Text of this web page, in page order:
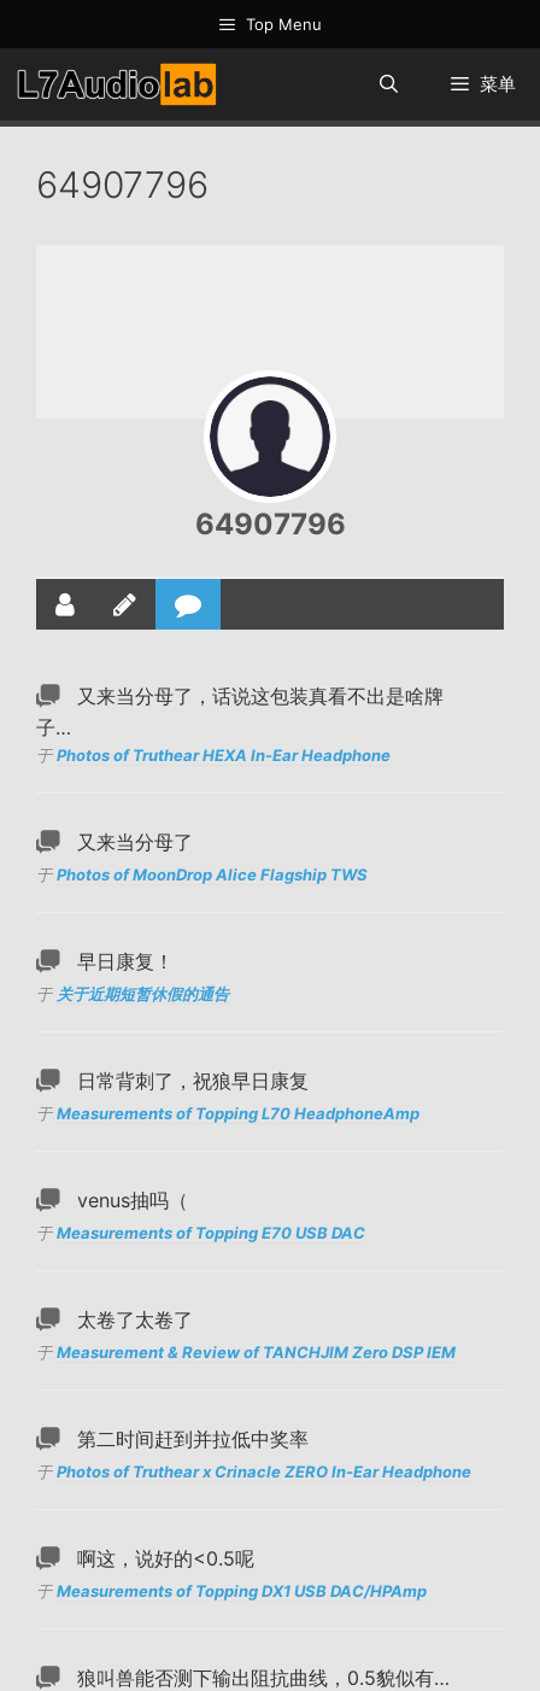
至
内
容
Top Menu
菜单
64907796
64907796
又来当分母了，话说这包装真看不出是啥牌
子…
于Photos of Truthear HEXA In-Ear Headphone
又来当分母了
于Photos of MoonDrop Alice Flagship TWS
早日康复！
于 关于近期短暂休假的通告
日常背刺了，祝狼早日康复
于Measurements of Topping L70 HeadphoneAmp
venus抽吗（
于Measurements of Topping E70 USB DAC
太卷了太卷了
于Measurement & Review of TANCHJIM Zero DSP IEM
第二时间赶到并拉低中奖率
于Photos of Truthear x Crinacle ZERO In-Ear Headphone
啊这，说好的<0.5呢
于Measurements of Topping DX1 USB DAC/HPAmp
狼叫兽能否测下输出阻抗曲线，0.5貌似有…